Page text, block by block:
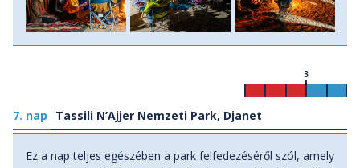
7. nap Tassili N’Ajjer Nemzeti Park, Djanet
3
Ez a nap teljes egészében a park felfedezéséről szól, amely